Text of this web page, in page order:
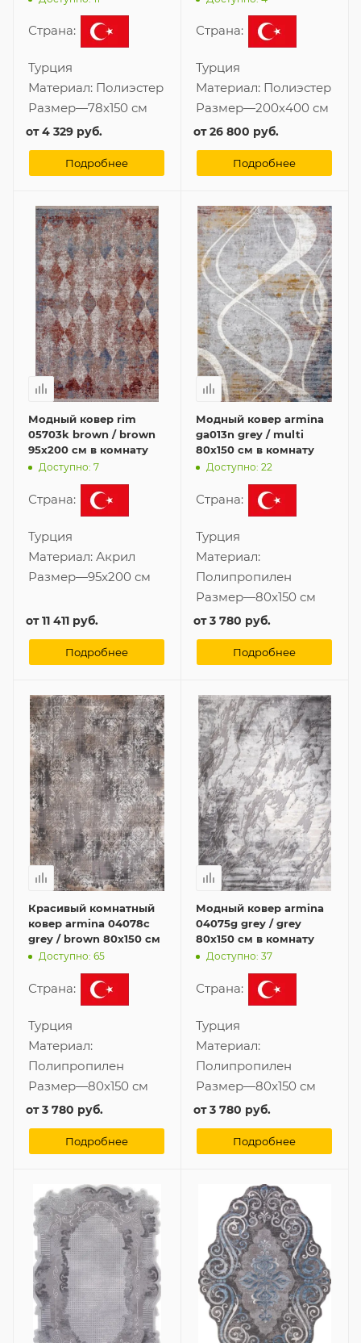
Страна:
Турция
Материал: Полиэстер
Размер—78x150 см
от4 329 руб.
Подробнее
Страна:
Турция
Материал: Полиэстер
Размер—200x400 см
от26 800 руб.
Подробнее
Модный ковер rim
05703k brown / brown
95x200 см в комнату
Доступно: 7
Страна:
Турция
Материал: Акрил
Размер—95x200 см
от11 411 руб.
Подробнее
Модный ковер armina
ga013n grey / multi
80x150 см в комнату
Доступно: 22
Страна:
Турция
Материал:
Полипропилен
Размер—80x150 см
от3 780 руб.
Подробнее
Красивый комнатный
ковер armina 04078c
grey / brown 80x150 см
Доступно: 65
Страна:
Турция
Материал:
Полипропилен
Размер—80x150 см
от3 780 руб.
Подробнее
Модный ковер armina
04075g grey / grey
80x150 см в комнату
Доступно: 37
Страна:
Турция
Материал:
Полипропилен
Размер—80x150 см
от3 780 руб.
Подробнее